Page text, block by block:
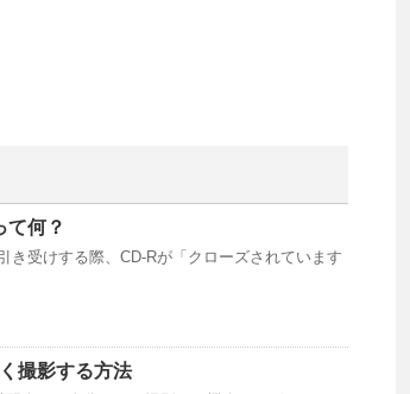
て何？
き受けする際、CD-Rが「クローズされています
撮影する方法